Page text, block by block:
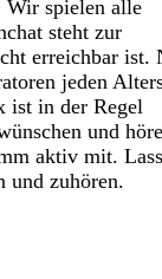
Wir spielen alle
steht zur
erreichbar ist.
jeden
ist in der Regel
und
aktiv mit.
und zuhören.